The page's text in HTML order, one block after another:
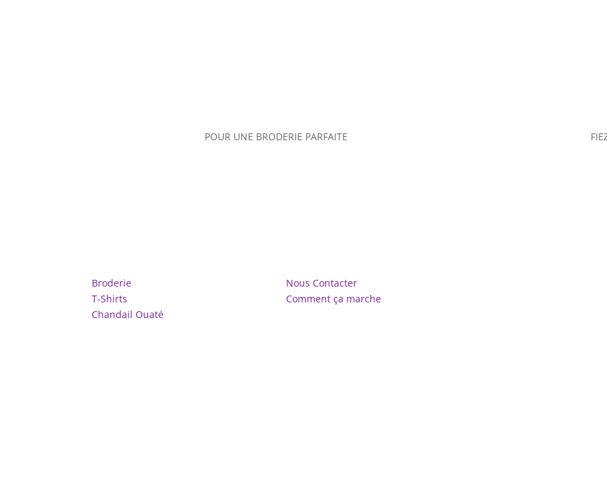
POUR UNE BRODERIE PARFAITE
Broderie
T-Shirts
Chandail Ouaté
Nous Contacter
Comment ça marche